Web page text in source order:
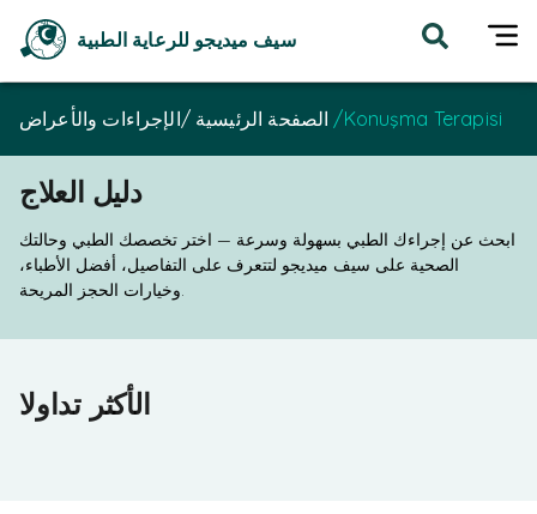
سيف ميديجو للرعاية الطبية
الصفحة الرئيسية /الإجراءات والأعراض /Konuşma Terapisi
دليل العلاج
ابحث عن إجراءك الطبي بسهولة وسرعة — اختر تخصصك الطبي وحالتك
الصحية على سيف ميديجو لتتعرف على التفاصيل، أفضل الأطباء،
وخيارات الحجز المريحة.
الأكثر تداولا